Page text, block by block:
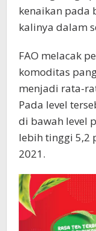
kenaikan pada
kalinya dalam
FAO melacak
komoditas
menjadi rata-
Pada level
di bawah level
lebih tinggi 5,2
2021.